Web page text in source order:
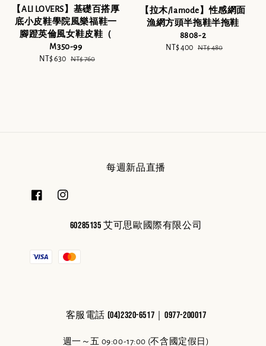
【ALI LOVERS】基礎百搭厚
底小皮鞋學院風樂福鞋一
腳蹬英倫風女鞋皮鞋（
M350-99
Sale
NT$ 630 Regular
NT$ 760
【拉木/lamode】性感網面
漁網方頭半拖鞋半拖鞋
8808-2
Sale
NT$ 400 Regular
NT$ 480
每週新品直播
60285135 艾可思歐國際有限公司
客服電話 (04)2320-6517｜0977-200017
週一～五 09:00-17:00 (不含國定假日)